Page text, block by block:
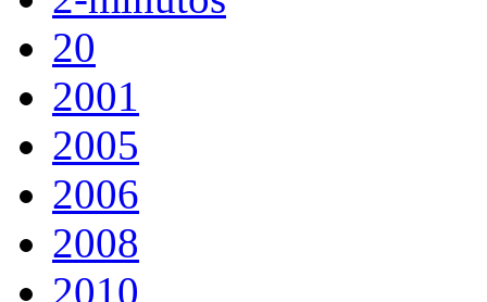
20
2001
2005
2006
2008
2010